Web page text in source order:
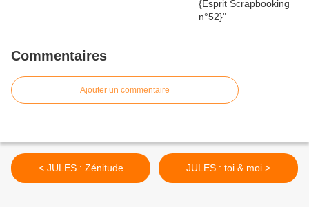
Commentaires
Ajouter un commentaire
< JULES : Zénitude JULES : toi & moi >